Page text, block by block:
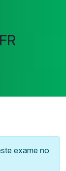
exame no